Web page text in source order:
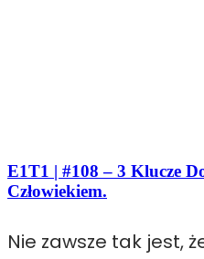
E1T1 | #108 – 3 Klucze
Człowiekiem.
Nie zawsze tak jest,